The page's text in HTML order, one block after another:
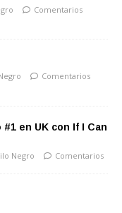
Comentarios
Comentarios
en UK con If I Can
Negro
Comentarios